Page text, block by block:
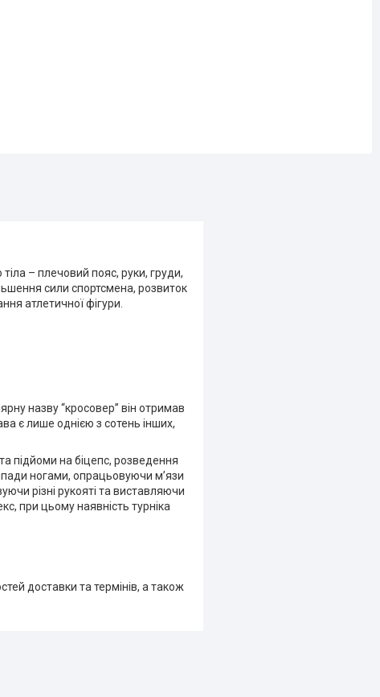
– плечовий пояс, руки, груди,
сили спортсмена, розвиток
атлетичної фігури.
назву “кросовер” він отримав
є лише однією з сотень інших,
підйоми на біцепс, розведення
ногами, опрацьовуючи м’язи
різні рукояті та виставляючи
при цьому наявність турніка
доставки та термінів, а також